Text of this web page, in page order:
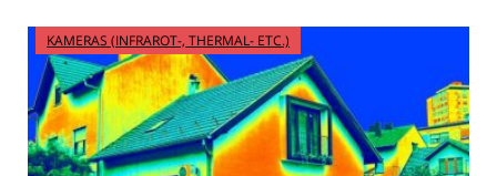
KAMERAS (INFRAROT-, THERMAL- ETC.)